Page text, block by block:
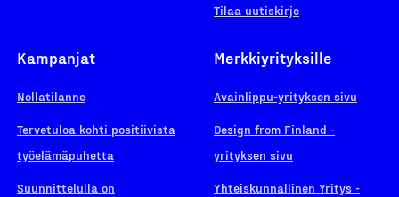
Tilaa uutiskirje
Kampanjat
Nollatilanne
Tervetuloa kohti positiivista
työelämäpuhetta
Suunnittelulla on
Merkkiyrityksille
Avainlippu-yrityksen sivu
Design from Finland -
yrityksen sivu
Yhteiskunnallinen Yritys -